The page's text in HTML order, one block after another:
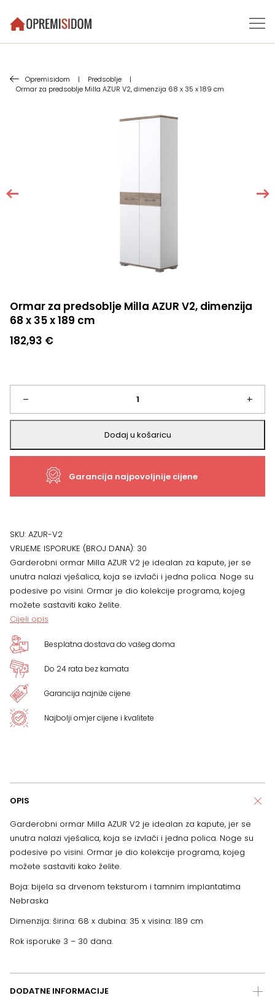
Opremisidom | Predsoblje
|
Ormar za predsoblje Milla AZUR V2, dimenzija 68 x 35 x 189 cm
Ormar za predsoblje Milla AZUR V2, dimenzija
68 x 35 x 189 cm
182,93 €
–
Ormar
za
predsoblje
V2,
68
x
35
x
189
cm
+
Dodaj u košaricu
Garancija najpovoljnije cijene
SKU: AZUR-V2
VRIJEME ISPORUKE (BROJ DANA): 30
Garderobni ormar Milla AZUR V2 je idealan za kapute, jer se
unutra nalazi vješalica, koja se izvlači i jedna polica. Noge su
podesive po visini. Ormar je dio kolekcije programa, kojeg
možete sastaviti kako želite.
Cijeli opis
Besplatna dostava do vašeg doma
Do 24 rata bez kamata
Garancija najniže cijene
Najbolji omjer cijene i kvalitete
OPIS
Garderobni ormar Milla AZUR V2 je idealan za kapute, jer se
unutra nalazi vješalica, koja se izvlači i jedna polica. Noge su
podesive po visini. Ormar je dio kolekcije programa, kojeg
možete sastaviti kako želite.
Boja: bijela sa drvenom teksturom i tamnim implantatima
Nebraska
Dimenzija: širina: 68 x dubina: 35 x visina: 189 cm
Rok isporuke 3 – 30 dana.
DODATNE INFORMACIJE